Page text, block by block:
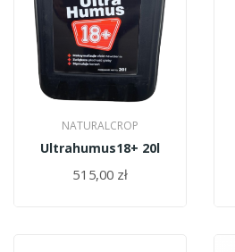
NATURALCROP
Ultrahumus18+ 20l
515,00 zł